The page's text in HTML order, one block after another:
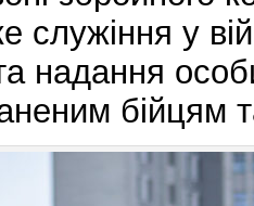
служіння у
надання
бійцям